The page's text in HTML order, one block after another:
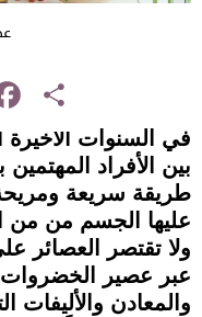
Share
في السنوات
بين الأفراد
طريقة سريعة
عليها الجسم من من
ولا تقتصر العصائر
عبر عصير الخضروات
والمعادن والأليفات